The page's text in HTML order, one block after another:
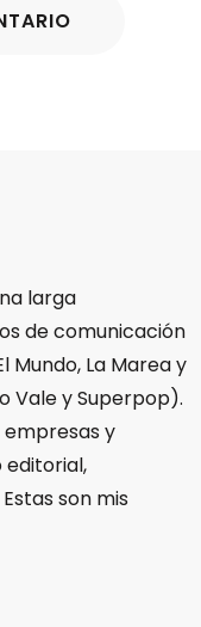
larga
de comunicación
Mundo, La Marea y
Vale y Superpop).
y
editorial,
son mis